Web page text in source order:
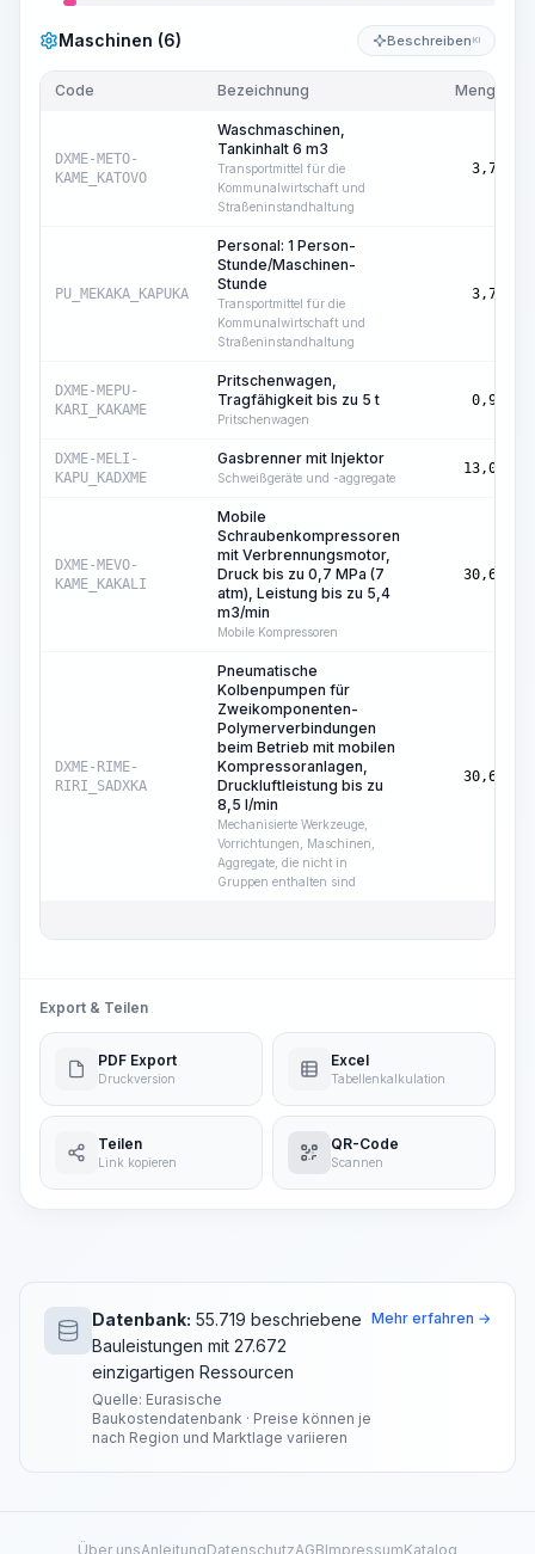
Maschinen (6) Beschreiben KI
Code Bezeichnung Menge
DXME-METO-
KAME_KATOVO
Waschmaschinen,
Tankinhalt 6 m3
Transportmittel für die
Kommunalwirtschaft und
Straßeninstandhaltung
3,78
PU_MEKAKA_KAPUKA
Personal: 1 Person-
Stunde/Maschinen-
Stunde
Transportmittel für die
Kommunalwirtschaft und
Straßeninstandhaltung
3,78
DXME-MEPU-
KARI_KAKAME
Pritschenwagen,
Tragfähigkeit bis zu 5 t
Pritschenwagen
0,90
DXME-MELI-
KAPU_KADXME
Gasbrenner mit Injektor
Schweißgeräte und -aggregate
13,06
DXME-MEVO-
KAME_KAKALI
Mobile
Schraubenkompressoren
mit Verbrennungsmotor,
Druck bis zu 0,7 MPa (7
atm), Leistung bis zu 5,4
m3/min
Mobile Kompressoren
30,69
DXME-RIME-
RIRI_SADXKA
Pneumatische
Kolbenpumpen für
Zweikomponenten-
Polymerverbindungen
beim Betrieb mit mobilen
Kompressoranlagen,
Druckluftleistung bis zu
8,5 l/min
Mechanisierte Werkzeuge,
Vorrichtungen, Maschinen,
Aggregate, die nicht in
Gruppen enthalten sind
30,69
Export & Teilen
PDF Export
Druckversion
Excel
Tabellenkalkulation
Teilen
Link kopieren
QR-Code
Scannen
Datenbank: 55.719 beschriebene
Bauleistungen mit 27.672
einzigartigen Ressourcen
Quelle: Eurasische
Baukostendatenbank · Preise können je
nach Region und Marktlage variieren
Mehr erfahren →
Über unsAnleitungDatenschutzAGBImpressumKatalog